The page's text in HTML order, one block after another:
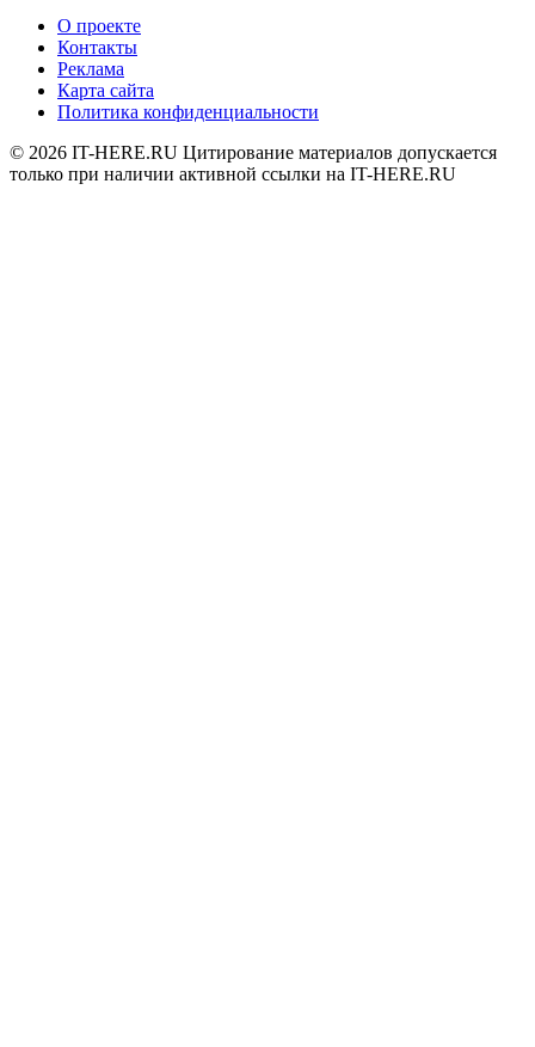
О проекте
Контакты
Реклама
Карта сайта
Политика конфиденциальности
© 2026 IT-HERE.RU Цитирование материалов допускается
только при наличии активной ссылки на IT-HERE.RU